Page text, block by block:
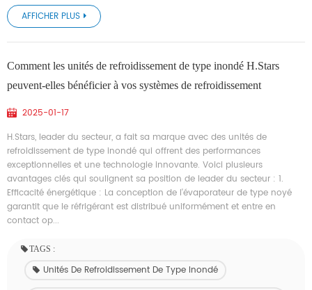
AFFICHER PLUS
Comment les unités de refroidissement de type inondé H.Stars
peuvent-elles bénéficier à vos systèmes de refroidissement
2025-01-17
H.Stars, leader du secteur, a fait sa marque avec des unités de
refroidissement de type inondé qui offrent des performances
exceptionnelles et une technologie innovante. Voici plusieurs
avantages clés qui soulignent sa position de leader du secteur : 1.
Efficacité énergétique : La conception de l'évaporateur de type noyé
garantit que le réfrigérant est distribué uniformément et entre en
contact op...
TAGS :
Unités De Refroidissement De Type Inondé